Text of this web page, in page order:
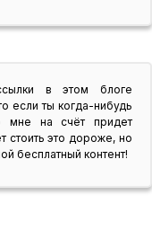
в этом блоге
если ты когда-нибудь
мне на счёт придет
стоить это дороже, но
бесплатный контент!